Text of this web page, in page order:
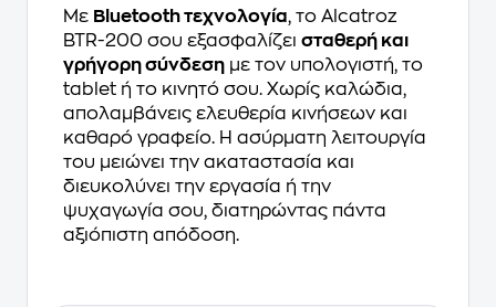
Με Bluetooth τεχνολογία, το Alcatroz
BTR-200 σου εξασφαλίζει σταθερή και
γρήγορη σύνδεση με τον υπολογιστή, το
tablet ή το κινητό σου. Χωρίς καλώδια,
απολαμβάνεις ελευθερία κινήσεων και
καθαρό γραφείο. Η ασύρματη λειτουργία
του μειώνει την ακαταστασία και
διευκολύνει την εργασία ή την
ψυχαγωγία σου, διατηρώντας πάντα
αξιόπιστη απόδοση.